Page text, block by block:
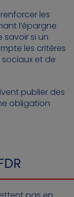
les
l’épargne
savoir si un
les critères
sociaux et de
publier des
obligation